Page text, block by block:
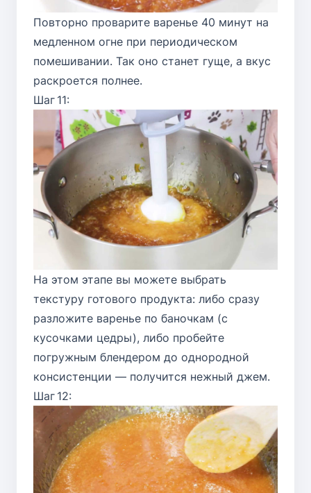
Повторно проварите варенье 40 минут на
медленном огне при периодическом
помешивании. Так оно станет гуще, а вкус
раскроется полнее.
Шаг 11:
На этом этапе вы можете выбрать
текстуру готового продукта: либо сразу
разложите варенье по баночкам (с
кусочками цедры), либо пробейте
погружным блендером до однородной
консистенции — получится нежный джем.
Шаг 12: